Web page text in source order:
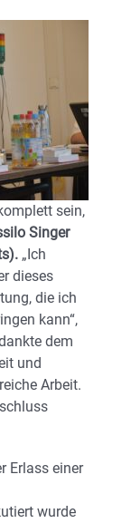
sein,
Singer
„Ich
dieses
die ich
kann“,
dem
und
Arbeit.
Erlass einer
wurde